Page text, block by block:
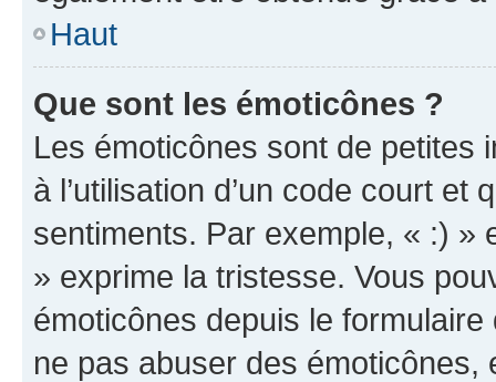
Haut
Que sont les émoticônes ?
Les émoticônes sont de petites
à l’utilisation d’un code court et
sentiments. Par exemple, « :) »
» exprime la tristesse. Vous
émoticônes depuis le
ne pas abuser des